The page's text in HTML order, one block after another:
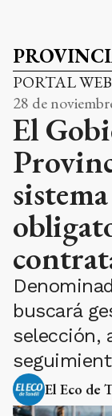
PORTAL WEB
28 de
El
buscará
selección,
El Eco de